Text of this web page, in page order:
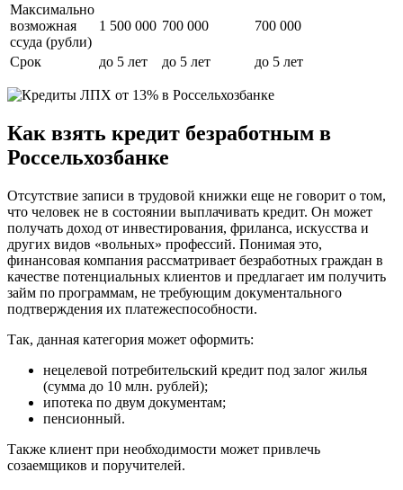
Максимально
возможная
ссуда (рубли)
1 500 000 700 000 700 000
Срок до 5 лет до 5 лет до 5 лет
Как взять кредит безработным в
Россельхозбанке
Отсутствие записи в трудовой книжки еще не говорит о том,
что человек не в состоянии выплачивать кредит. Он может
получать доход от инвестирования, фриланса, искусства и
других видов «вольных» профессий. Понимая это,
финансовая компания рассматривает безработных граждан в
качестве потенциальных клиентов и предлагает им получить
займ по программам, не требующим документального
подтверждения их платежеспособности.
Так, данная категория может оформить:
нецелевой потребительский кредит под залог жилья
(сумма до 10 млн. рублей);
ипотека по двум документам;
пенсионный.
Также клиент при необходимости может привлечь
созаемщиков и поручителей.